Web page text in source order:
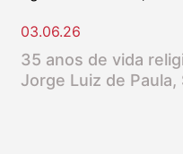
03.06.26
35 anos de vida
Jorge Luiz de Paula,